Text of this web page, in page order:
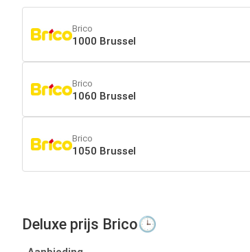
Brico
1000 Brussel
Brico
1060 Brussel
Brico
1050 Brussel
Deluxe prijs Brico🕒